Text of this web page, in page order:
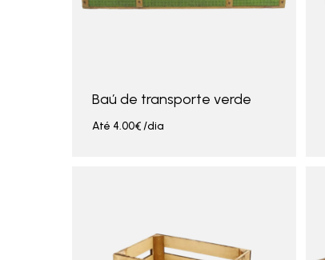
Baú de transporte verde
Até 4.00€/dia